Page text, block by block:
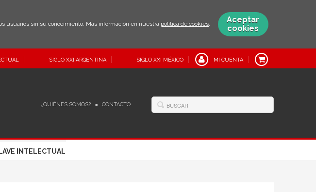
usuarios sin su conocimiento. Más información en nuestra política de cookies.
Aceptar
cookies
SIGLO XXI ARGENTINA SIGLO XXI MÉXICO MI CUENTA
¿QUIÉNES SOMOS? CONTACTO
INTELECTUAL